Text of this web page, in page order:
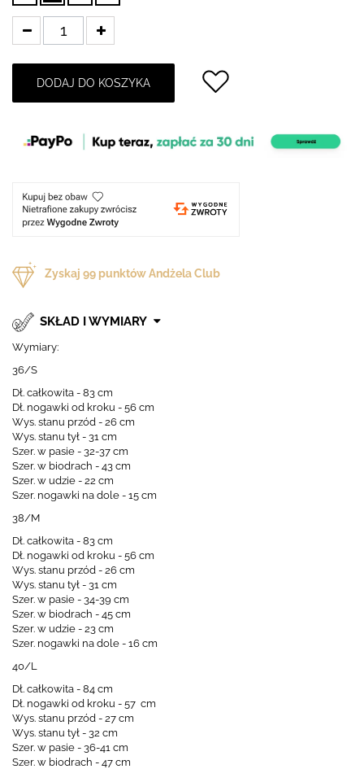
DODAJ DO KOSZYKA
Zyskaj 99 punktów Andżela Club
SKŁAD I WYMIARY
Wymiary:
36/S
Dł. całkowita - 83 cm
Dł. nogawki od kroku - 56 cm
Wys. stanu przód - 26 cm
Wys. stanu tył - 31 cm
Szer. w pasie - 32-37 cm
Szer. w biodrach - 43 cm
Szer. w udzie - 22 cm
Szer. nogawki na dole - 15 cm
38/M
Dł. całkowita - 83 cm
Dł. nogawki od kroku - 56 cm
Wys. stanu przód - 26 cm
Wys. stanu tył - 31 cm
Szer. w pasie - 34-39 cm
Szer. w biodrach - 45 cm
Szer. w udzie - 23 cm
Szer. nogawki na dole - 16 cm
40/L
Dł. całkowita - 84 cm
Dł. nogawki od kroku - 57 cm
Wys. stanu przód - 27 cm
Wys. stanu tył - 32 cm
Szer. w pasie - 36-41 cm
Szer. w biodrach - 47 cm